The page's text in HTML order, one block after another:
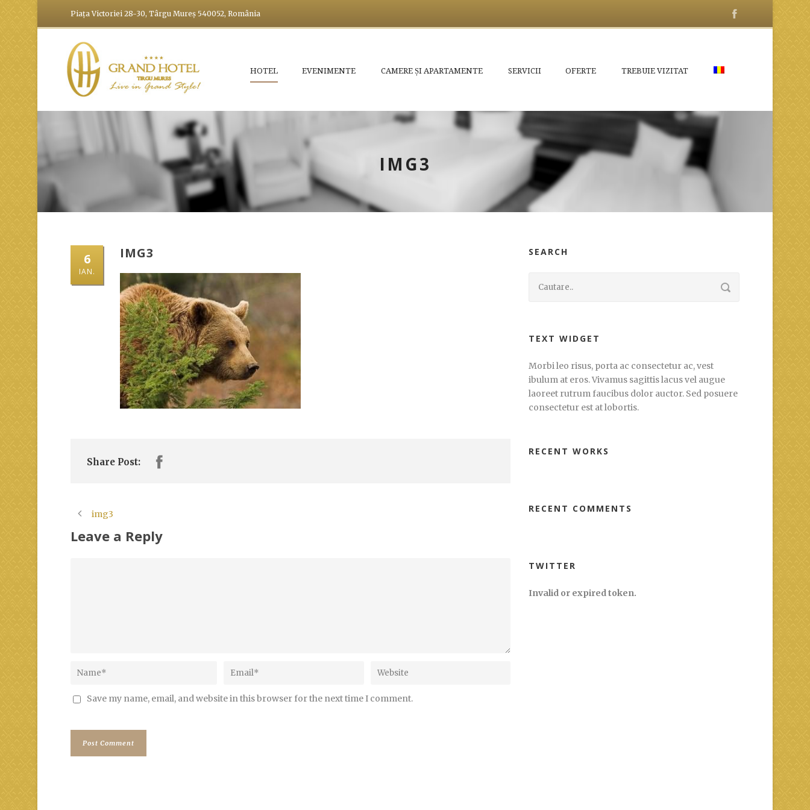
Piața Victoriei 28-30, Târgu Mureș 540052, România
HOTEL EVENIMENTE CAMERE ȘI APARTAMENTE SERVICII OFERTE TREBUIE VIZITAT
IMG3
6
IAN.
IMG3
Share Post:
img3
Leave a Reply
Save my name, email, and website in this browser for the next time I comment.
SEARCH
TEXT WIDGET
Morbi leo risus, porta ac consectetur ac, vest
ibulum at eros. Vivamus sagittis lacus vel augue
laoreet rutrum faucibus dolor auctor. Sed posuere
consectetur est at lobortis.
RECENT WORKS
RECENT COMMENTS
TWITTER
Invalid or expired token.